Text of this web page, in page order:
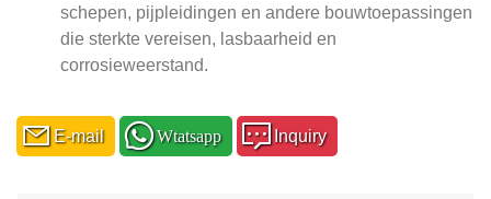
schepen, pijpleidingen en andere bouwtoepassingen
die sterkte vereisen, lasbaarheid en
corrosieweerstand.
E-mail Wtatsapp Inquiry